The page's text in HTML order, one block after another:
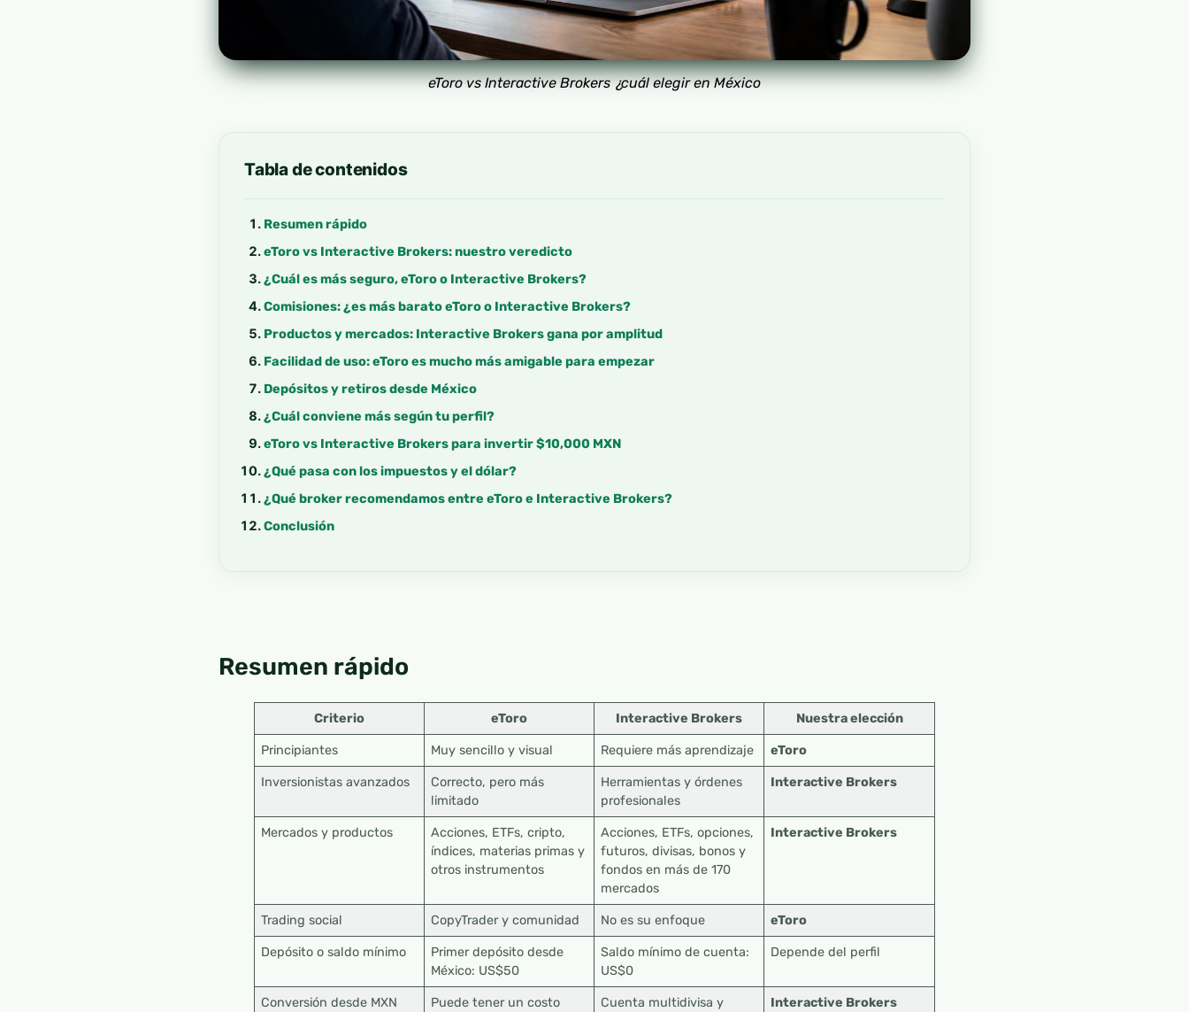
eToro vs Interactive Brokers ¿cuál elegir en México
Tabla de contenidos
Resumen rápido
eToro vs Interactive Brokers: nuestro veredicto
¿Cuál es más seguro, eToro o Interactive Brokers?
Comisiones: ¿es más barato eToro o Interactive Brokers?
Productos y mercados: Interactive Brokers gana por amplitud
Facilidad de uso: eToro es mucho más amigable para empezar
Depósitos y retiros desde México
¿Cuál conviene más según tu perfil?
eToro vs Interactive Brokers para invertir $10,000 MXN
¿Qué pasa con los impuestos y el dólar?
¿Qué broker recomendamos entre eToro e Interactive Brokers?
Conclusión
Resumen rápido
Criterio eToro Interactive Brokers Nuestra elección
Principiantes Muy sencillo y visual Requiere más aprendizaje eToro
Inversionistas avanzados
Correcto, pero más
limitado
Herramientas y órdenes
profesionales
Interactive Brokers
Mercados y productos
Acciones, ETFs, cripto,
índices, materias primas y
otros instrumentos
Acciones, ETFs, opciones,
futuros, divisas, bonos y
fondos en más de 170
mercados
Interactive Brokers
Trading social CopyTrader y comunidad No es su enfoque eToro
Depósito o saldo mínimo
Primer depósito desde
México: US$50
Saldo mínimo de cuenta:
US$0
Depende del perfil
Conversión desde MXN
Puede tener un costo
Cuenta multidivisa y
Interactive Brokers